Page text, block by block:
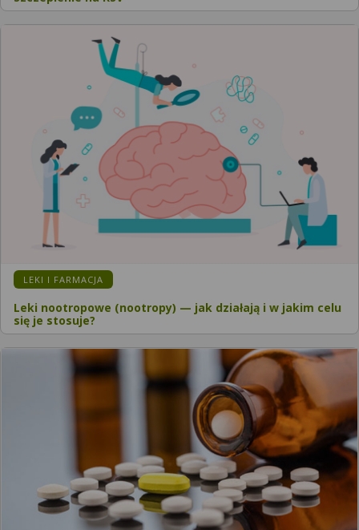
KATEGORIA:
LEKI I FARMACJA
Leki nootropowe (nootropy) — jak działają i w jakim celu
się je stosuje?